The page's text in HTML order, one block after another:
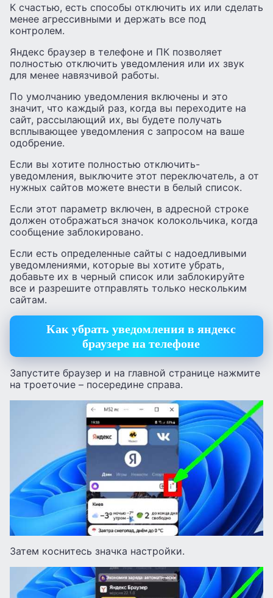
К счастью, есть способы отключить их или сделать
менее агрессивными и держать все под
контролем.
Яндекс браузер в телефоне и ПК позволяет
полностью отключить уведомления или их звук
для менее навязчивой работы.
По умолчанию уведомления включены и это
значит, что каждый раз, когда вы переходите на
сайт, рассылающий их, вы будете получать
всплывающее уведомления с запросом на ваше
одобрение.
Если вы хотите полностью отключить-
уведомления, выключите этот переключатель, а от
нужных сайтов можете внести в белый список.
Если этот параметр включен, в адресной строке
должен отображаться значок колокольчика, когда
сообщение заблокировано.
Если есть определенные сайты с надоедливыми
уведомлениями, которые вы хотите убрать,
добавьте их в черный список или заблокируйте
все и разрешите отправлять только нескольким
сайтам.
Как убрать уведомления в яндекс
браузере на телефоне
Запустите браузер и на главной странице нажмите
на троеточие – посередине справа.
Затем коснитесь значка настройки.